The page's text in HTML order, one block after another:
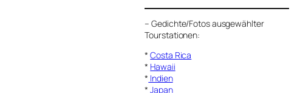
–Gedichte/Fotos ausgewählter
Tourstationen:
*Costa Rica
* Hawaii
* Indien
*Japan